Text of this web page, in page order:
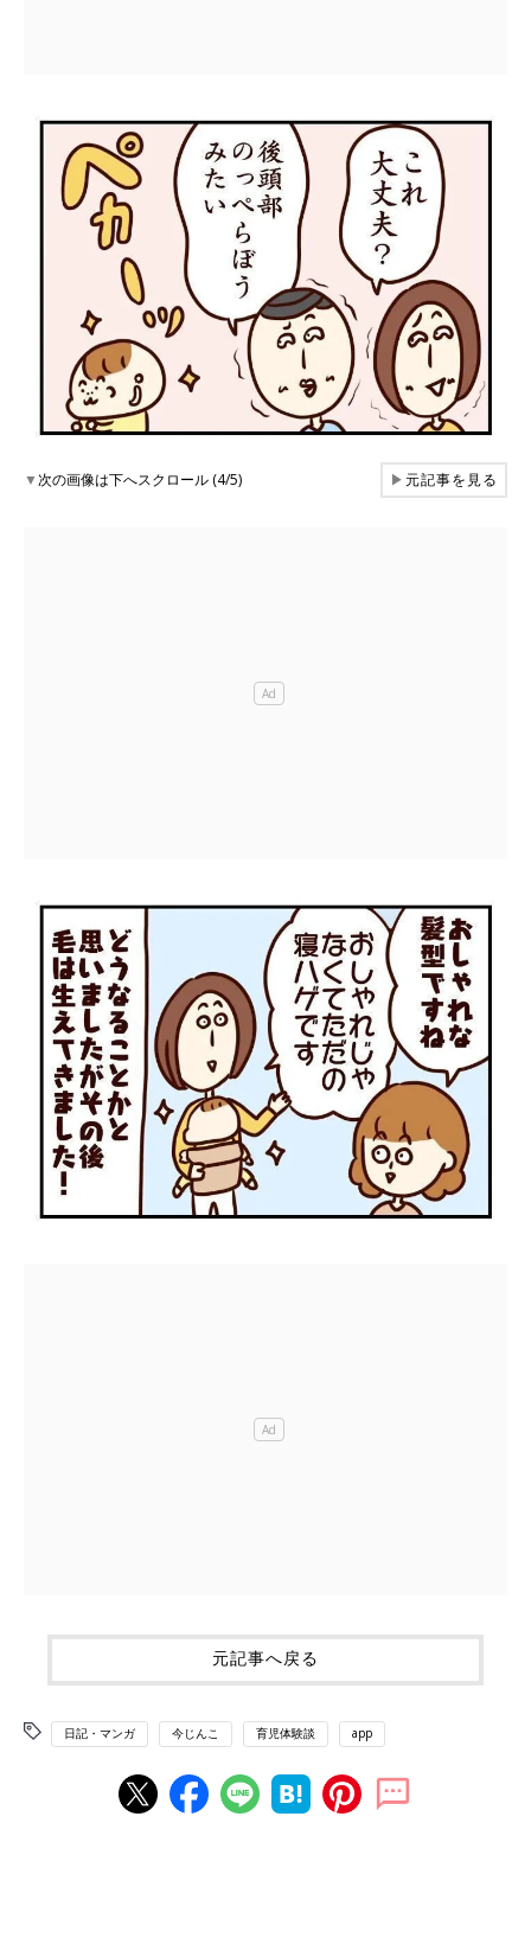
▼次の画像は下へスクロール (4/5) ▶元記事を見る
元記事へ戻る
日記・マンガ 今じんこ 育児体験談 app